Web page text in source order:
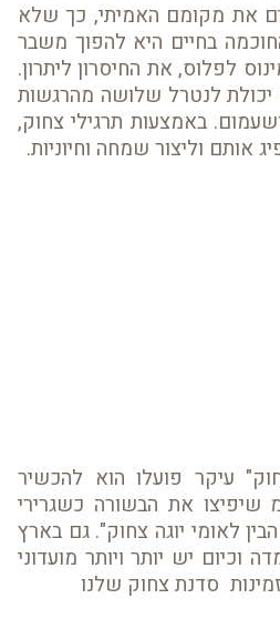
את מקומם האמיתי, כך שלא
בחיים היא להפוך משבר
לפלוס, את החיסרון ליתרון.
לנטרל שלושה מהרגשות
באמצעות תרגילי צחוק,
אותם וליצור שמחה וחיוניות.
עיקר פועלו הוא להכשיר
שיפיצו את הבשורה כשגרירי
לאומי יוגה צחוק". גם בארץ
יש יותר ויותר מועדוני
סדנת צחוק שלנו